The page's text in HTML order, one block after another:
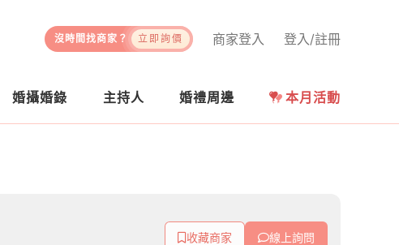
登入/註冊
商家登入
沒時間找商家？ 立即詢價
婚攝婚錄 主持人 婚禮周邊 本月活動
收藏商家 線上詢問